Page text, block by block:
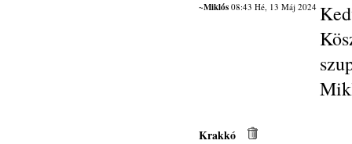
~Miklós08:43 Hé, 13 Máj 2024
Krakkó